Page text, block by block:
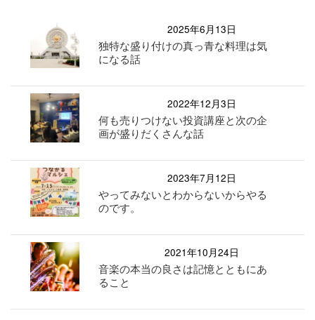
2025年6月13日
独特な盛り付けの真っ青な料理は気
になる話
2022年12月3日
何も売りつけない投資講座と次の企
画が盛りだくさんな話
2023年7月12日
やってみないとわからないからやる
のです。
2021年10月24日
音楽の本当の良さは記憶とともにあ
ること